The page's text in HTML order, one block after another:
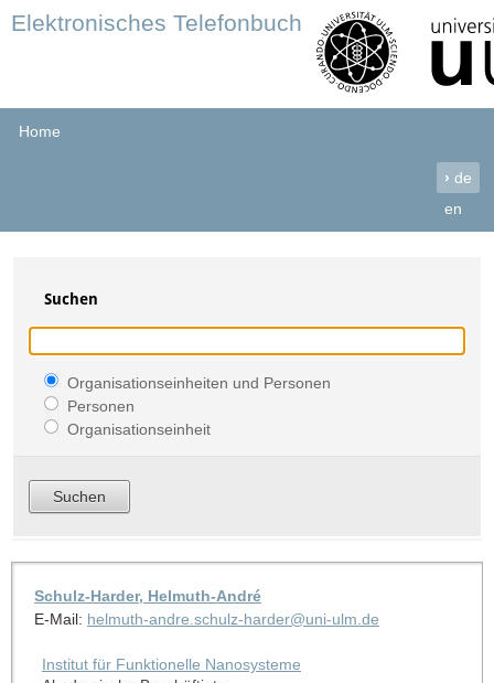
Elektronisches Telefonbuch
Home
› de
en
Suchen
Organisationseinheiten und Personen
Personen
Organisationseinheit
Schulz-Harder, Helmuth-André
E-Mail: helmuth-andre.schulz-harder@uni-ulm.de
Institut für Funktionelle Nanosysteme